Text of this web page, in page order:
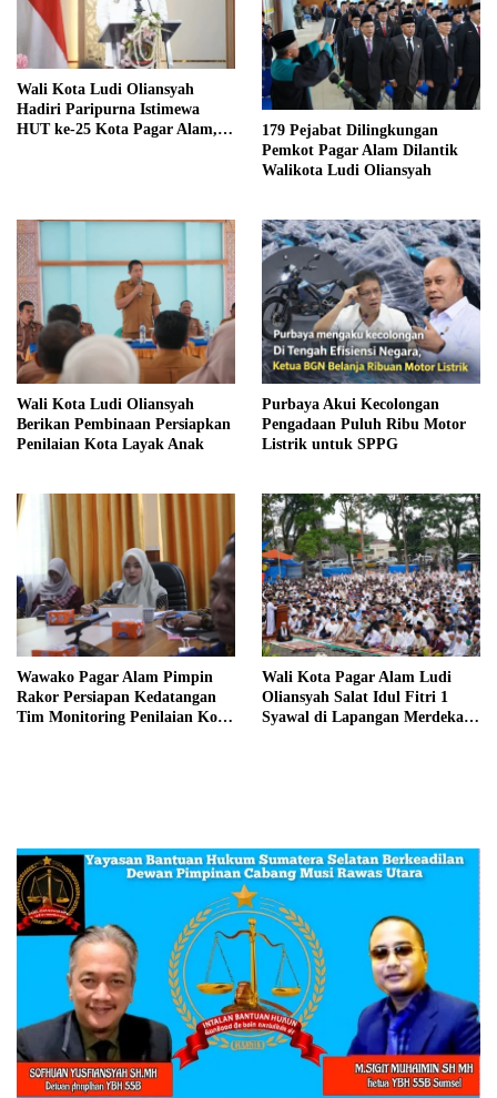
Wali Kota Ludi Oliansyah
Hadiri Paripurna Istimewa
HUT ke-25 Kota Pagar Alam,
179 Pejabat Dilingkungan
Pemkot Pagar Alam Dilantik
Walikota Ludi Oliansyah
Wali Kota Ludi Oliansyah
Berikan Pembinaan Persiapkan
Penilaian Kota Layak Anak
Purbaya Akui Kecolongan
Pengadaan Puluh Ribu Motor
Listrik untuk SPPG
Wawako Pagar Alam Pimpin
Rakor Persiapan Kedatangan
Tim Monitoring Penilaian Kota
Wali Kota Pagar Alam Ludi
Oliansyah Salat Idul Fitri 1
Syawal di Lapangan Merdeka